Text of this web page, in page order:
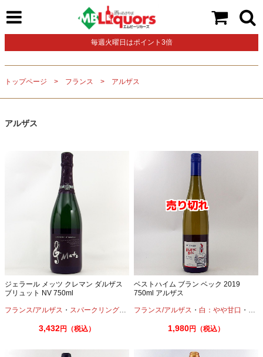
毎週火曜日はポイント3倍
トップページ フランス アルザス
アルザス
ジェラール メッツ クレマン ダルザス
ブリュット NV 750ml
フランス/アルザス ・ スパークリングワイン
3,432円（税込）
ベストハイム ブラン ベック 2019
750ml アルザス
フランス/アルザス ・ 白：やや甘口 ・ リ
1,980円（税込）